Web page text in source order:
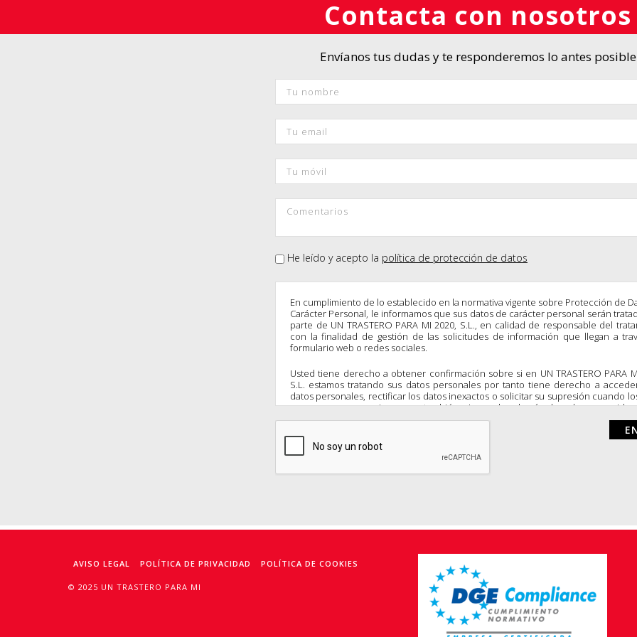
Contacta con nosotros
Envíanos tus dudas y te responderemos lo antes posible
He leído y acepto la política de protección de datos
En cumplimiento de lo establecido en la normativa vigente sobre Protección de
Carácter Personal, le informamos que sus datos de carácter personal serán
parte de UN TRASTERO PARA MI 2020, S.L., en calidad de responsable del
con la finalidad de gestión de las solicitudes de información que llegan a
formulario web o redes sociales.
Usted tiene derecho a obtener confirmación sobre si en UN TRASTERO PARA
S.L. estamos tratando sus datos personales por tanto tiene derecho a
datos personales, rectificar los datos inexactos o solicitar su supresión cuando
ya no sean necesarios como también ejercer los demás derechos
normativa de la forma que se explica en la información adicional. Usted puede
los derechos mencionados en los términos establecidos en la normativa
solicitar nuestra política de protección de datos enviando un
info@untrasteroparami.com
AVISO LEGAL POLÍTICA DE PRIVACIDAD POLÍTICA DE COOKIES
© 2025 UN TRASTERO PARA MI